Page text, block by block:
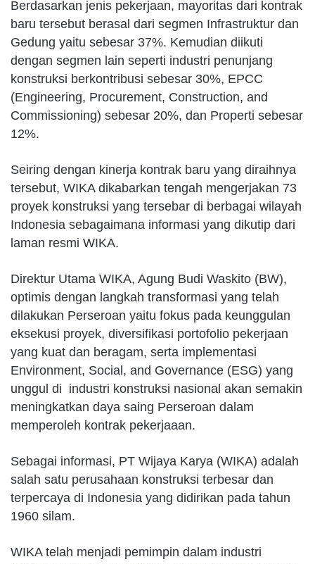
Berdasarkan jenis pekerjaan, mayoritas dari kontrak
baru tersebut berasal dari segmen Infrastruktur dan
Gedung yaitu sebesar 37%. Kemudian diikuti
dengan segmen lain seperti industri penunjang
konstruksi berkontribusi sebesar 30%, EPCC
(Engineering, Procurement, Construction, and
Commissioning) sebesar 20%, dan Properti sebesar
12%.
Seiring dengan kinerja kontrak baru yang diraihnya
tersebut, WIKA dikabarkan tengah mengerjakan 73
proyek konstruksi yang tersebar di berbagai wilayah
Indonesia sebagaimana informasi yang dikutip dari
laman resmi WIKA.
Direktur Utama WIKA, Agung Budi Waskito (BW),
optimis dengan langkah transformasi yang telah
dilakukan Perseroan yaitu fokus pada keunggulan
eksekusi proyek, diversifikasi portofolio pekerjaan
yang kuat dan beragam, serta implementasi
Environment, Social, and Governance (ESG) yang
unggul di industri konstruksi nasional akan semakin
meningkatkan daya saing Perseroan dalam
memperoleh kontrak pekerjaaan.
Sebagai informasi, PT Wijaya Karya (WIKA) adalah
salah satu perusahaan konstruksi terbesar dan
terpercaya di Indonesia yang didirikan pada tahun
1960 silam.
WIKA telah menjadi pemimpin dalam industri